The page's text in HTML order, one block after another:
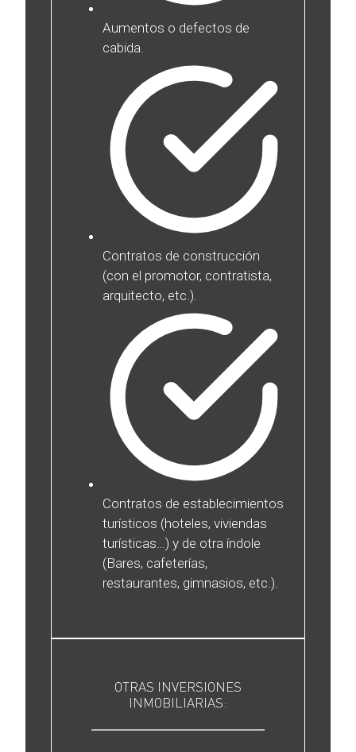
Aumentos o defectos de
cabida.
Contratos de construcción
(con el promotor, contratista,
arquitecto, etc.).
Contratos de establecimientos
turísticos (hoteles, viviendas
turísticas…) y de otra índole
(Bares, cafeterías,
restaurantes, gimnasios, etc.).
OTRAS INVERSIONES
INMOBILIARIAS: